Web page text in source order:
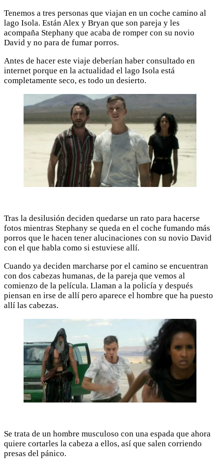
Tenemos a tres personas que viajan en un coche camino al
lago Isola. Están Alex y Bryan que son pareja y les
acompaña Stephany que acaba de romper con su novio
David y no para de fumar porros.
Antes de hacer este viaje deberían haber consultado en
internet porque en la actualidad el lago Isola está
completamente seco, es todo un desierto.
Tras la desilusión deciden quedarse un rato para hacerse
fotos mientras Stephany se queda en el coche fumando más
porros que le hacen tener alucinaciones con su novio David
con el que habla como si estuviese allí.
Cuando ya deciden marcharse por el camino se encuentran
con dos cabezas humanas, de la pareja que vemos al
comienzo de la película. Llaman a la policía y después
piensan en irse de allí pero aparece el hombre que ha puesto
allí las cabezas.
Se trata de un hombre musculoso con una espada que ahora
quiere cortarles la cabeza a ellos, así que salen corriendo
presas del pánico.